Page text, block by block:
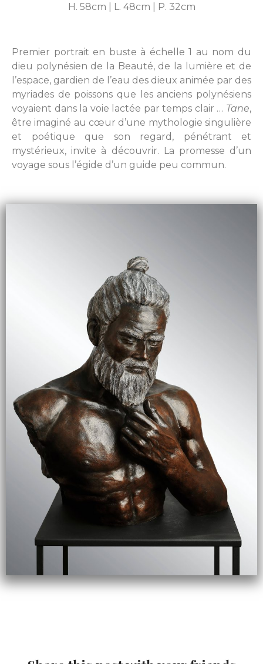
H. 58cm | L. 48cm | P. 32cm
Premier portrait en buste à échelle 1 au nom du
dieu polynésien de la Beauté, de la lumière et de
l’espace, gardien de l’eau des dieux animée par des
myriades de poissons que les anciens polynésiens
voyaient dans la voie lactée par temps clair … Tane,
être imaginé au cœur d’une mythologie singulière
et poétique que son regard, pénétrant et
mystérieux, invite à découvrir. La promesse d’un
voyage sous l’égide d’un guide peu commun.